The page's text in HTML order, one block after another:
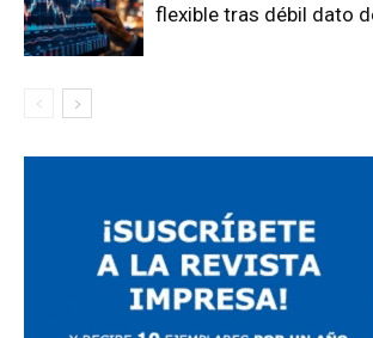
flexible tras débil dato